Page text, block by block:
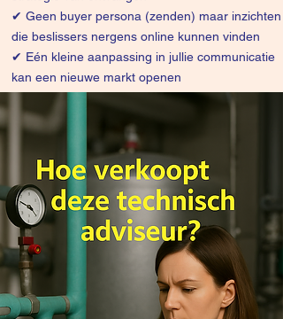
✔ Geen buyer persona (zenden) maar inzichten
die beslissers nergens online kunnen vinden
✔ Eén kleine aanpassing in jullie communicatie
kan een nieuwe markt openen